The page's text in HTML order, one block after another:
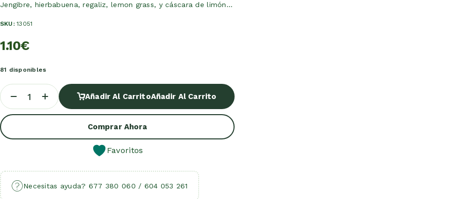
Jengibre, hierbabuena, regaliz, lemon grass, y cáscara de limón…
SKU:13051
1.10€
81 disponibles
Añadir Al CarritoAñadir Al Carrito
Comprar Ahora
Favoritos
Necesitas ayuda? 677 380 060 / 604 053 261